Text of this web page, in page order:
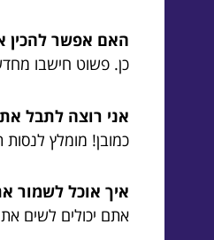
האם אפשר להכין
כן. פשוט חישבו
אני רוצה לתבל
כמובן! מומלץ
איך אוכל לשמור
אתם יכולים לשים